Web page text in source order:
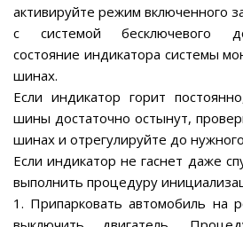
активируйте режим включенного
с системой бесключевого
состояние индикатора системы
шинах.
Если индикатор горит
шины достаточно остынут,
шинах и отрегулируйте до
Если индикатор не гаснет даже
выполнить процедуру
1. Припарковать автомобиль на